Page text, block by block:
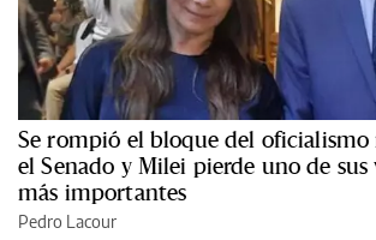
Se rompió el bloque del oficialismo
el Senado y Milei pierde uno de sus
más importantes
Pedro Lacour